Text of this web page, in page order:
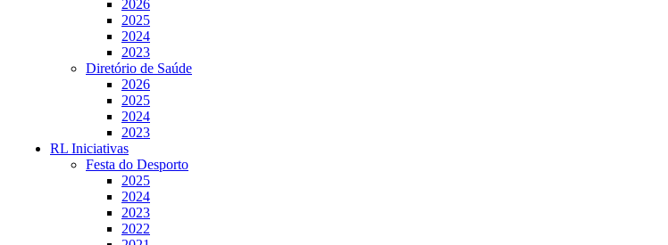
2026
2025
2024
2023
Diretório de Saúde
2026
2025
2024
2023
RL Iniciativas
Festa do Desporto
2025
2024
2023
2022